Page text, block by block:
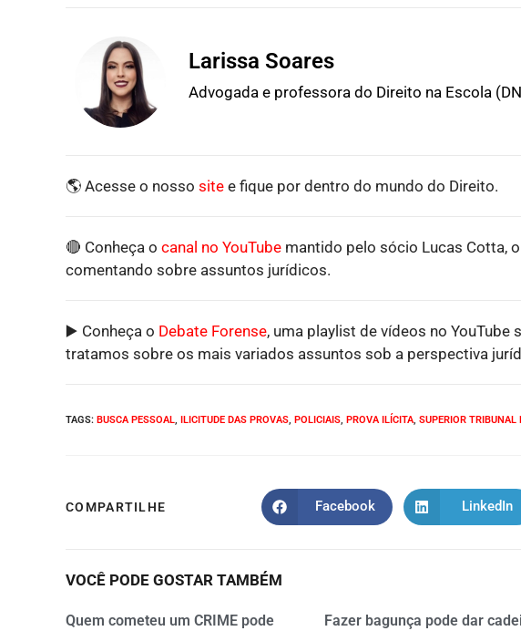
Larissa Soares
Advogada e professora do Direito na Escola
🌎 Acesse o nosso site e fique por dentro do mundo do Direito.
🔴 Conheça o canal no YouTube mantido pelo sócio Lucas Cotta,
comentando sobre assuntos jurídicos.
▶️ Conheça o Debate Forense, uma playlist de vídeos no
tratamos sobre os mais variados assuntos sob a perspectiva
TAGS: BUSCA PESSOAL ILICITUDE DAS PROVAS POLICIAIS PROVA ILÍCITA SUPERIOR
COMPARTILHE Facebook LinkedIn
VOCÊ PODE GOSTAR TAMBÉM
Quem cometeu um CRIME pode
Fazer bagunça pode dar